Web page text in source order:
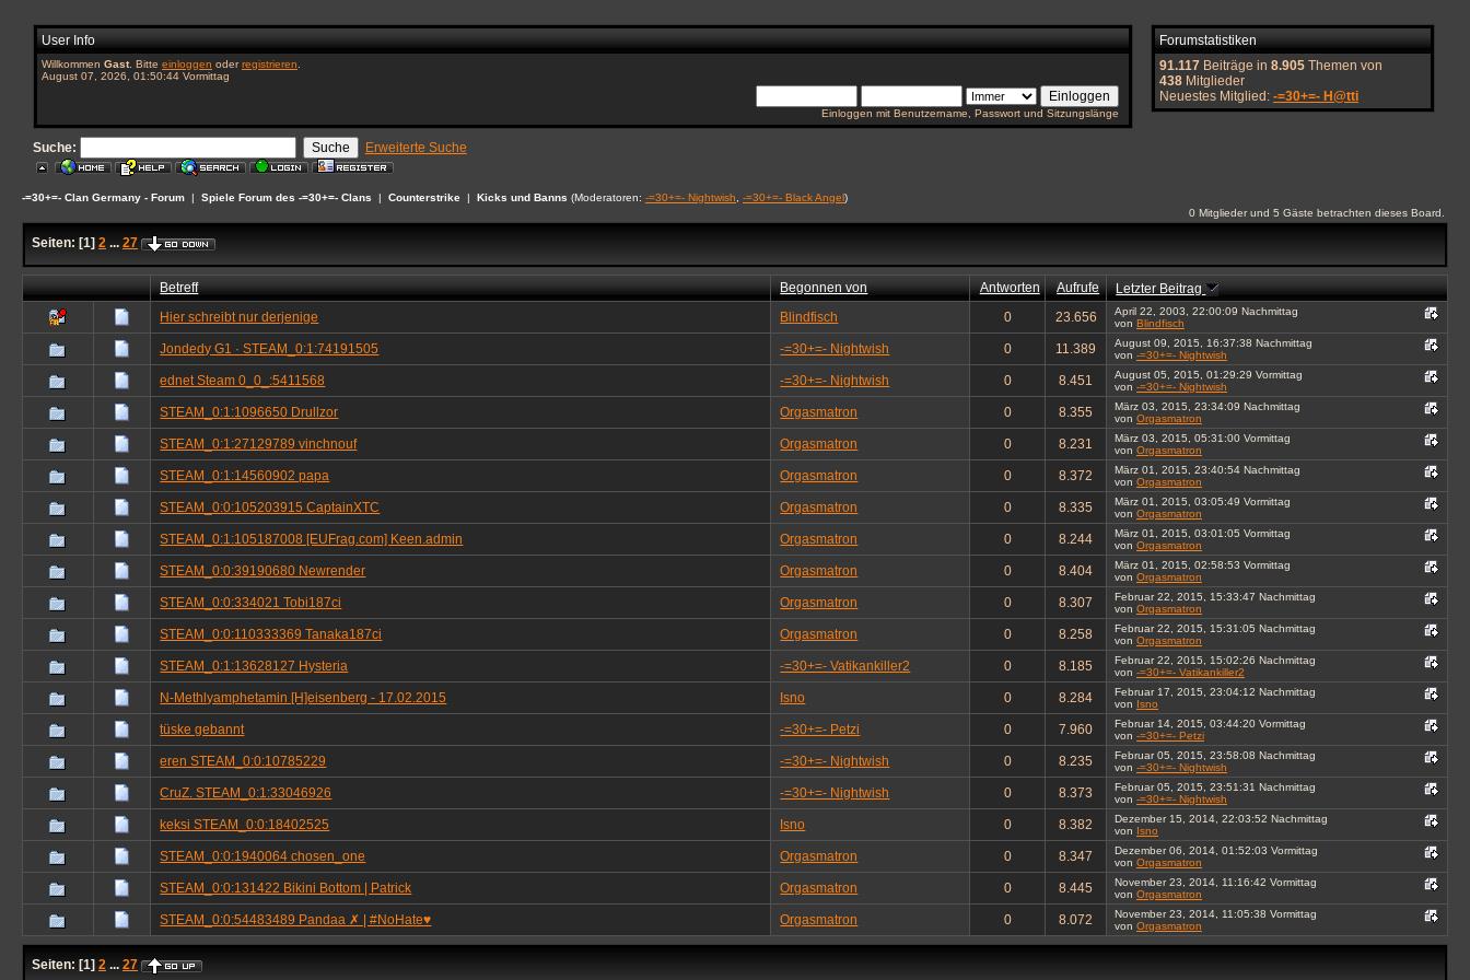
User Info
Willkommen Gast. Bitte einloggen oderregistrieren
August 07, 2026, 01:50:44 Vormittag
Einloggen mit Benutzername, Passwort und Sitzungslänge
Suche: Erweiterte Suche
Forumstatistiken
91.117 Beiträge in 8.905 Themen von
438 Mitglieder
Neuestes Mitglied: -=30+=- H@tti
-=30+=- Clan Germany - Forum | Spiele Forum des -=30+=- Clans | Counterstrike | Kicks und Banns (Moderatoren: -=30+=- Nightwish -=30+=- Black Angel)
0 Mitglieder und 5 Gäste betrachten dieses Board.
Seiten: [1] 2 ... 27
Betreff Begonnen von Antworten Aufrufe
Letzter Beitrag
Hier schreibt nur derjenige
Blindfisch 0 23.656
April 22, 2003, 22:00:09 Nachmittag
von Blindfisch
Jondedy G1 · STEAM_0:1:74191505 -=30+=- Nightwish 0 11.389
August 09, 2015, 16:37:38 Nachmittag
von -=30+=- Nightwish
ednet Steam 0_0_:5411568 -=30+=- Nightwish 0 8.451
August 05, 2015, 01:29:29 Vormittag
von -=30+=- Nightwish
STEAM_0:1:1096650 Drullzor Orgasmatron 0 8.355
März 03, 2015, 23:34:09 Nachmittag
von Orgasmatron
STEAM_0:1:27129789 vinchnouf Orgasmatron 0 8.231
März 03, 2015, 05:31:00 Vormittag
von Orgasmatron
STEAM_0:1:14560902 papa Orgasmatron 0 8.372
März 01, 2015, 23:40:54 Nachmittag
von Orgasmatron
STEAM_0:0:105203915 CaptainXTC Orgasmatron 0 8.335
März 01, 2015, 03:05:49 Vormittag
von Orgasmatron
STEAM_0:1:105187008 [EUFrag.com] Keen.admin Orgasmatron 0 8.244
März 01, 2015, 03:01:05 Vormittag
von Orgasmatron
STEAM_0:0:39190680 Newrender Orgasmatron 0 8.404
März 01, 2015, 02:58:53 Vormittag
von Orgasmatron
STEAM_0:0:334021 Tobi187ci Orgasmatron 0 8.307
Februar 22, 2015, 15:33:47 Nachmittag
von Orgasmatron
STEAM_0:0:110333369 Tanaka187ci Orgasmatron 0 8.258
Februar 22, 2015, 15:31:05 Nachmittag
von Orgasmatron
STEAM_0:1:13628127 Hysteria -=30+=- Vatikankiller2 0 8.185
Februar 22, 2015, 15:02:26 Nachmittag
von -=30+=- Vatikankiller2
N-Methlyamphetamin [H]eisenberg - 17.02.2015 Isno 0 8.284
Februar 17, 2015, 23:04:12 Nachmittag
von Isno
tüske gebannt -=30+=- Petzi 0 7.960
Februar 14, 2015, 03:44:20 Vormittag
von -=30+=- Petzi
eren STEAM_0:0:10785229 -=30+=- Nightwish 0 8.235
Februar 05, 2015, 23:58:08 Nachmittag
von -=30+=- Nightwish
CruZ. STEAM_0:1:33046926 -=30+=- Nightwish 0 8.373
Februar 05, 2015, 23:51:31 Nachmittag
von -=30+=- Nightwish
keksi STEAM_0:0:18402525 Isno 0 8.382
Dezember 15, 2014, 22:03:52 Nachmittag
von Isno
STEAM_0:0:1940064 chosen_one Orgasmatron 0 8.347
Dezember 06, 2014, 01:52:03 Vormittag
von Orgasmatron
STEAM_0:0:131422 Bikini Bottom | Patrick Orgasmatron 0 8.445
November 23, 2014, 11:16:42 Vormittag
von Orgasmatron
STEAM_0:0:54483489 Pandaa ✗ | #NoHate♥ Orgasmatron 0 8.072
November 23, 2014, 11:05:38 Vormittag
von Orgasmatron
Seiten: [1] 2 ... 27